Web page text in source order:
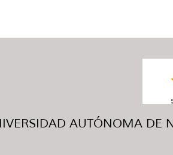
AUTÓNOMA DE